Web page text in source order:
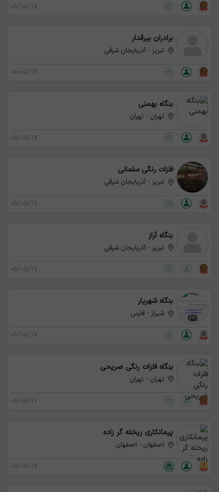
05/05/17
برادران بیرقدار
تبریز - آذربایجان شرقی
05/05/17
بنگاه بهمنی
تهران - تهران
05/05/17
فلزات رنگی سلمانی
تبریز - آذربایجان شرقی
05/05/17
بنگاه آراز
تبریز - آذربایجان شرقی
05/05/17
بنگاه شهریار
شیراز - فارس
05/05/17
بنگاه فلزات رنگی صریحی
تهران - تهران
05/05/17
پیمانکاری ریخته گر زاده
اصفهان - اصفهان
05/05/17